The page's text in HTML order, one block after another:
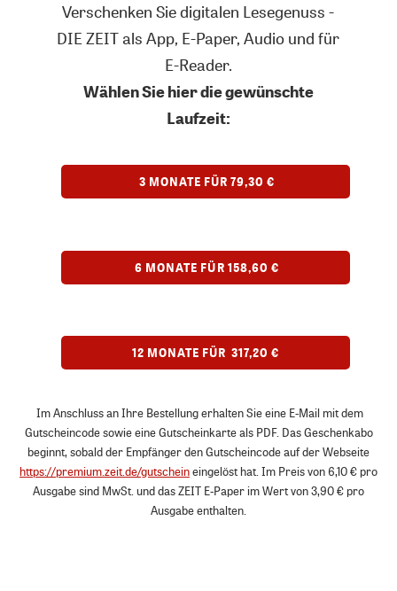
Verschenken Sie digitalen Lesegenuss -
DIE ZEIT als App, E-Paper, Audio und für
E-Reader.
Wählen Sie hier die gewünschte
Laufzeit:
3 MONATE FÜR 79,30 €
6 MONATE FÜR 158,60 €
12 MONATE FÜR 317,20 €
Im Anschluss an Ihre Bestellung erhalten Sie eine E-Mail mit dem
Gutscheincode sowie eine Gutscheinkarte als PDF. Das Geschenkabo
beginnt, sobald der Empfänger den Gutscheincode auf der Webseite
https://premium.zeit.de/gutscheineingelöst hat. Im Preis von 6,10 € pro
Ausgabe sind MwSt. und das ZEIT E-Paper im Wert von 3,90 € pro
Ausgabe enthalten.